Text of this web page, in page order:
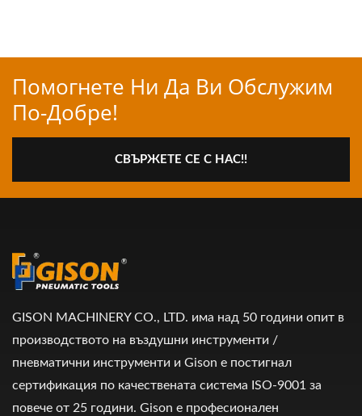
Помогнете Ни Да Ви Обслужим
По-Добре!
СВЪРЖЕТЕ СЕ С НАС!!
GISON MACHINERY CO., LTD. има над 50 години опит в
производството на въздушни инструменти /
пневматични инструменти и Gison е постигнал
сертификация по качествената система ISO-9001 за
повече от 25 години. Gison е професионален